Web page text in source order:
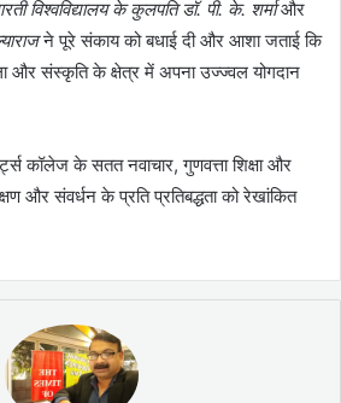
विश्वविद्यालय के कुलपति डॉ. पी. के. शर्माऔर
ने पूरे संकाय को बधाई दी और आशा जताई कि
और संस्कृति के क्षेत्र में अपना उज्ज्वल योगदान
कॉलेज के सतत नवाचार, गुणवत्ता शिक्षा और
और संवर्धन के प्रति प्रतिबद्धता को रेखांकित